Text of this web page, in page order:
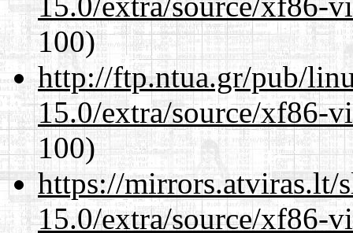
100)
http://ftp.ntua.gr/pub/
15.0/extra/source/xf86-
100)
https://mirrors.atviras.lt/
15.0/extra/source/xf86-